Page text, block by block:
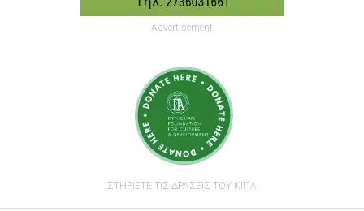
Advertisement
ΣΤΗΡΙΞΤΕ ΤΙΣ ΔΡΑΣΕΙΣ ΤΟΥ ΚΙΠΑ